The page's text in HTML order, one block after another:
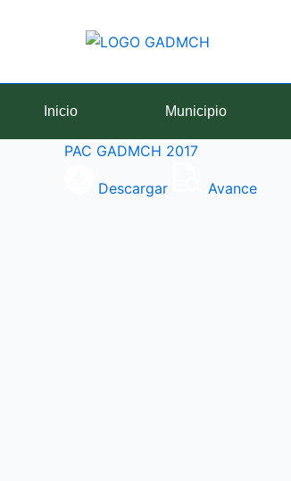
Inicio Municipio
PAC GADMCH 2017
Descargar Avance